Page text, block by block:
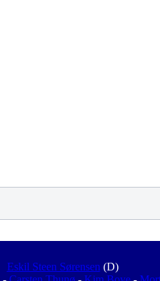
Eskil Steen Sørensen (D)